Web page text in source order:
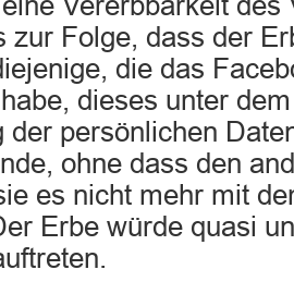
zur Folge, dass der
die das
dieses unter
der persönlichen
ohne dass den
es nicht mehr mit
Erbe würde quasi